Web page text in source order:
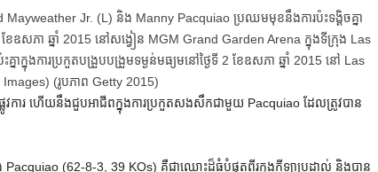
Jr. (L) និង Manny Pacquiao ប្រឈមមុខនឹងការប៉ះទង្គិចគ្នា
1 ខែឧសភា ឆ្នាំ 2015 នៅសង្វៀន MGM Grand Garden Arena ក្នុងទីក្រុង Las
គ្នា​ក្នុង​ការ​ប្រកួត​បង្រួប​បង្រួម​ទម្ងន់​មធ្យម​នៅ​ថ្ងៃ​ទី 2 ខែ​ឧសភា ឆ្នាំ 2015 នៅ Las
(រូបភាព Getty 2015)
លូវ​ការ ហើយ​នឹង​ជួប​អាជីព​ក្នុង​ការ​ប្រកួត​សង​សឹក​ជាមួយ Pacquiao ដែល​ត្រូវ​បាន​
(62-8-3, 39 KOs) គឺជាឈ្មោះដ៏ធំបំផុតពីរក្នុងកីឡាប្រដាល់ និងបាន